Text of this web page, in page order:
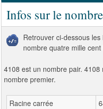
Infos sur le
Retrouver ci-dessous
nombre quatre mille cent
4108 est un nombre pair. 4108
nombre premier.
Racine carrée